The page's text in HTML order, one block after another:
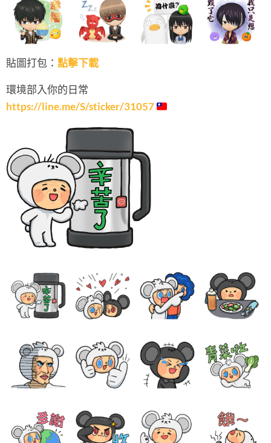
貼圖打包： 點擊下載
環境部入你的日常
https://line.me/S/sticker/31057